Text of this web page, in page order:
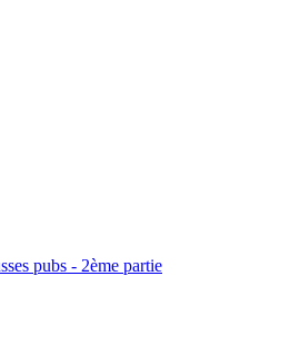
pubs - 2ème partie